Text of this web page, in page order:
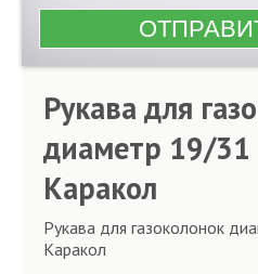
Рукава для
диаметр 19/31
Каракол
Рукава для газоколонок
Каракол